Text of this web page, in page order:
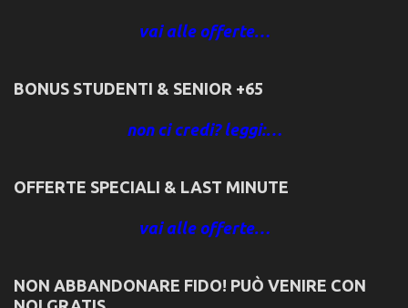
vai alle offerte…
BONUS STUDENTI & SENIOR +65
non ci credi? leggi:…
OFFERTE SPECIALI & LAST MINUTE
vai alle offerte…
NON ABBANDONARE FIDO! PUÒ VENIRE CON